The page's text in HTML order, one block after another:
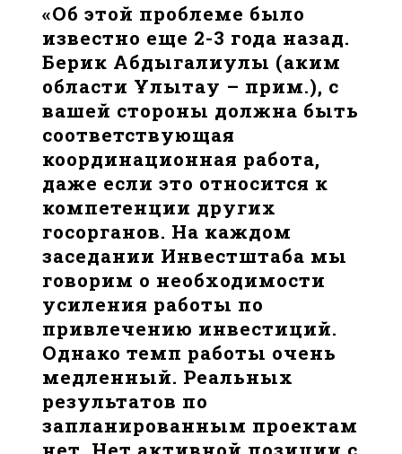
«Об этой проблеме было
известно еще 2-3 года назад.
Берик Абдыгалиулы (аким
области Ұлытау – прим.), с
вашей стороны должна быть
соответствующая
координационная работа,
даже если это относится к
компетенции других
госорганов. На каждом
заседании Инвестштаба мы
говорим о необходимости
усиления работы по
привлечению инвестиций.
Однако темп работы очень
медленный. Реальных
результатов по
запланированным проектам